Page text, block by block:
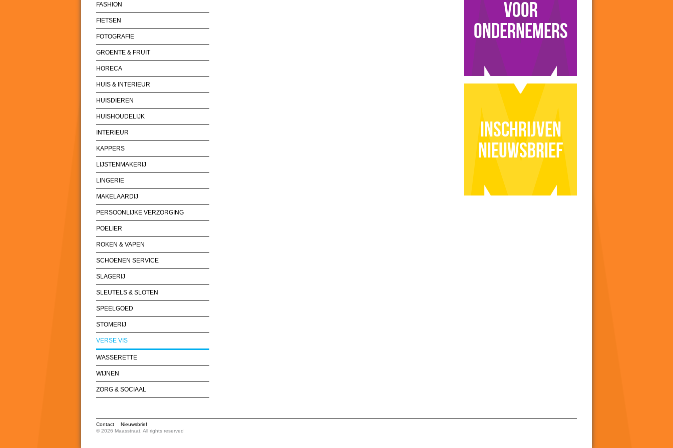
FASHION
FIETSEN
FOTOGRAFIE
GROENTE & FRUIT
HORECA
HUIS & INTERIEUR
HUISDIEREN
HUISHOUDELIJK
INTERIEUR
KAPPERS
LIJSTENMAKERIJ
LINGERIE
MAKELAARDIJ
PERSOONLIJKE VERZORGING
POELIER
ROKEN & VAPEN
SCHOENEN SERVICE
SLAGERIJ
SLEUTELS & SLOTEN
SPEELGOED
STOMERIJ
VERSE VIS
WASSERETTE
WIJNEN
ZORG & SOCIAAL
voor
ondernemers
Inschrijven
nieuwsbrief
Contact
Nieuwsbrief
© 2026 Maasstraat, All rights reserved